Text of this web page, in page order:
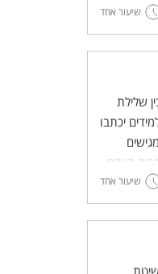
חברתשיעור אחד
שלילת
יכתבו
האדם
שיעור אחד